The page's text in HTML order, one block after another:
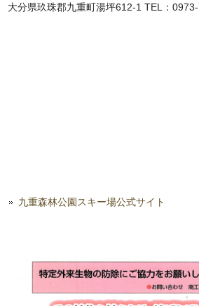
大分県玖珠郡九重町湯坪612-1 TEL：
九重森林公園スキー場公式サイト